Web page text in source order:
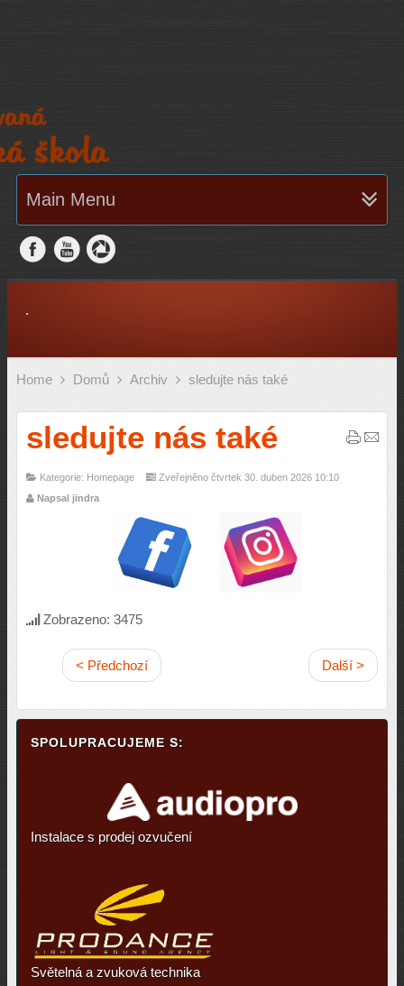
Main Menu
.
Home Domů Archiv sledujte nás také
sledujte nás také
Kategorie: Homepage
Zveřejněno čtvrtek 30. duben 2026 10:10
Napsal jindra
Zobrazeno: 3475
< Předchozí Další >
SPOLUPRACUJEME S:
Instalace s prodej ozvučení
Světelná a zvuková technika